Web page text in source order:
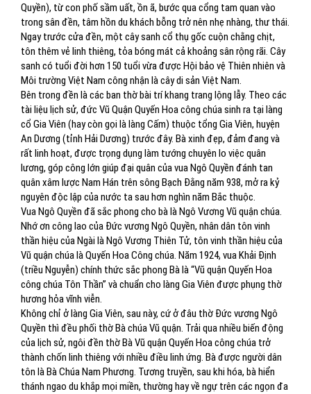
Quyền), từ con phố sầm uất, ồn ã, bước qua cổng tam quan vào
trong sân đền, tâm hồn du khách bỗng trở nên nhẹ nhàng, thư thái.
Ngay trước cửa đền, một cây sanh cổ thụ gốc cuộn chằng chịt,
tôn thêm vẻ linh thiêng, tỏa bóng mát cả khoảng sân rộng rãi. Cây
sanh có tuổi đời hơn 150 tuổi vừa được Hội bảo vệ Thiên nhiên và
Môi trường Việt Nam công nhận là cây di sản Việt Nam.
Bên trong đền là các ban thờ bài trí khang trang lộng lẫy. Theo các
tài liệu lịch sử, đức Vũ Quận Quyến Hoa công chúa sinh ra tại làng
cổ Gia Viên (hay còn gọi là làng Cấm) thuộc tổng Gia Viên, huyện
An Dương (tỉnh Hải Dương) trước đây. Bà xinh đẹp, đảm đang và
rất linh hoạt, được trọng dụng làm tướng chuyên lo việc quân
lương, góp công lớn giúp đại quân của vua Ngô Quyền đánh tan
quân xâm lược Nam Hán trên sông Bạch Đằng năm 938, mở ra kỷ
nguyên độc lập của nước ta sau hơn nghìn năm Bắc thuộc.
Vua Ngô Quyền đã sắc phong cho bà là Ngô Vương Vũ quận chúa.
Nhớ ơn công lao của Đức vương Ngô Quyền, nhân dân tôn vinh
thần hiệu của Ngài là Ngô Vương Thiên Tử, tôn vinh thần hiệu của
Vũ quận chúa là Quyến Hoa Công chúa. Năm 1924, vua Khải Định
(triều Nguyễn) chính thức sắc phong Bà là “Vũ quận Quyến Hoa
công chúa Tôn Thần” và chuẩn cho làng Gia Viên được phụng thờ
hương hỏa vĩnh viễn.
Không chỉ ở làng Gia Viên, sau này, cứ ở đâu thờ Đức vương Ngô
Quyền thì đều phối thờ Bà chúa Vũ quận. Trải qua nhiều biến động
của lịch sử, ngôi đền thờ Bà Vũ quận Quyến Hoa công chúa trở
thành chốn linh thiêng với nhiều điều linh ứng. Bà được người dân
tôn là Bà Chúa Nam Phương. Tương truyền, sau khi hóa, bà hiển
thánh ngao du khắp mọi miền, thường hay về ngự trên các ngọn đa